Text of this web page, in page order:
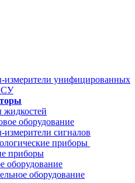
измерители унифицированных
жидкостей
оборудование
сигналов
приборы
приборы
оборудование
оборудование